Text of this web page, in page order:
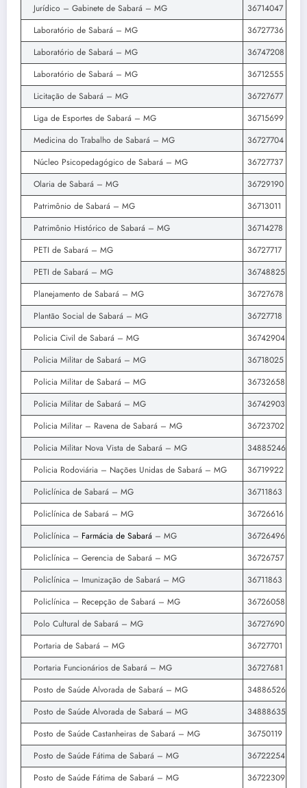
Jurídico – Gabinete de Sabará – MG
36714047
Laboratório de Sabará – MG
36727736
Laboratório de Sabará – MG
36747208
Laboratório de Sabará – MG
36712555
Licitação de Sabará – MG
36727677
Liga de Esportes de Sabará – MG
36715699
Medicina do Trabalho de Sabará – MG
36727704
Núcleo Psicopedagógico de Sabará – MG
36727737
Olaria de Sabará – MG
36729190
Patrimônio de Sabará – MG
36713011
Patrimônio Histórico de Sabará – MG
36714278
PETI de Sabará – MG
36727717
PETI de Sabará – MG
36748825
Planejamento de Sabará – MG
36727678
Plantão Social de Sabará – MG
36727718
Policia Civil de Sabará – MG
36742904
Policia Militar de Sabará – MG
36718025
Policia Militar de Sabará – MG
36732658
Policia Militar de Sabará – MG
36742903
Policia Militar – Ravena de Sabará – MG
36723702
Policia Militar Nova Vista de Sabará – MG
34885246
Policia Rodoviária – Nações Unidas de Sabará – MG
36719922
Policlínica de Sabará – MG
36711863
Policlínica de Sabará – MG
36726616
Policlínica – Farmácia de Sabará – MG
36726496
Policlínica – Gerencia de Sabará – MG
36726757
Policlínica – Imunização de Sabará – MG
36711863
Policlínica – Recepção de Sabará – MG
36726058
Polo Cultural de Sabará – MG
36727690
Portaria de Sabará – MG
36727701
Portaria Funcionários de Sabará – MG
36727681
Posto de Saúde Alvorada de Sabará – MG
34886526
Posto de Saúde Alvorada de Sabará – MG
34888635
Posto de Saúde Castanheiras de Sabará – MG
36750119
Posto de Saúde Fátima de Sabará – MG
36722254
Posto de Saúde Fátima de Sabará – MG
36722309